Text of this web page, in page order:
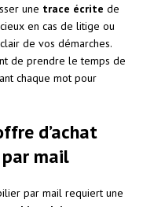
une trace écrite de
en cas de litige ou
de vos démarches.
de prendre le temps de
chaque mot pour
d’achat
mail
par mail requiert une